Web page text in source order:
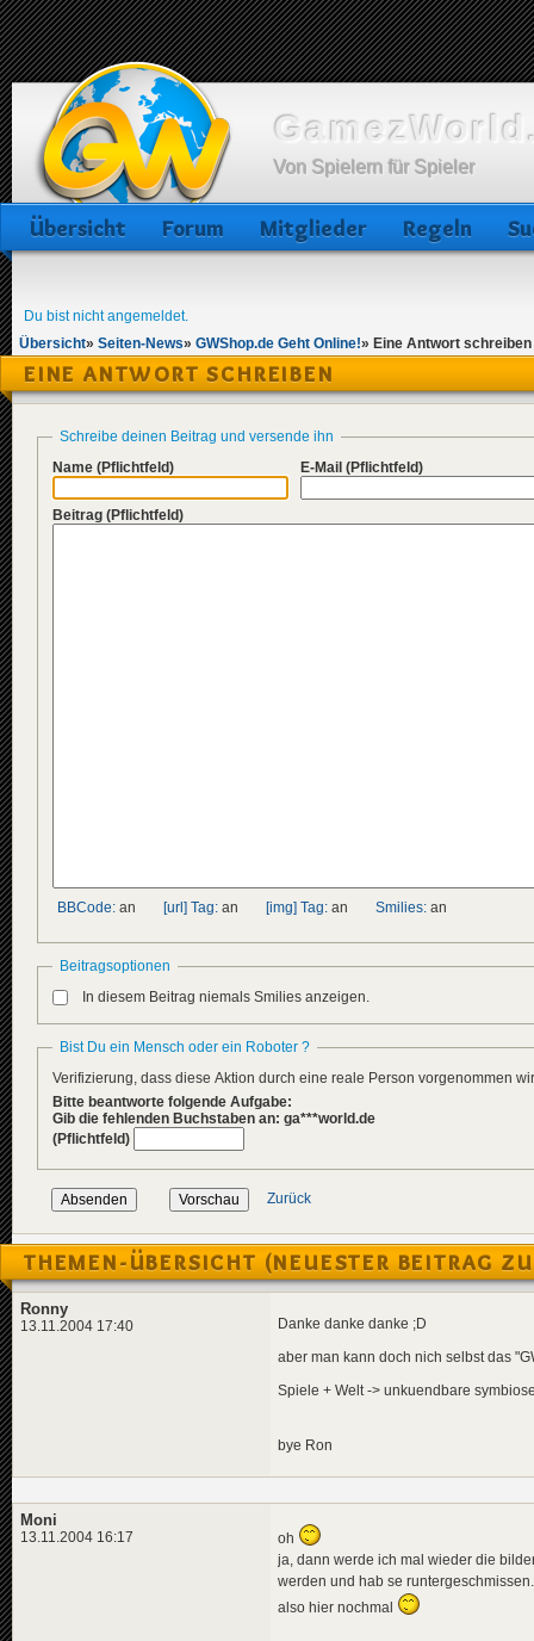
Von Spielern für Spieler
Übersicht Forum Mitglieder Regeln
Du bist nicht angemeldet.
Übersicht» Seiten-News» GWShop.de Geht Online!» Eine Antwort schreiben
EINE ANTWORT SCHREIBEN
Schreibe deinen Beitrag und versende ihn
Name (Pflichtfeld) E-Mail (Pflichtfeld)
Beitrag (Pflichtfeld)
BBCode: an [url] Tag: an [img] Tag: an Smilies: an
Beitragsoptionen
In diesem Beitrag niemals Smilies anzeigen.
Bist Du ein Mensch oder ein Roboter ?
Verifizierung, dass diese Aktion durch eine reale Person vorgenommen
Bitte beantworte folgende Aufgabe:
Gib die fehlenden Buchstaben an: ga***world.de
(Pflichtfeld)
Zurück
THEMEN-ÜBERSICHT (NEUESTER BEITRAG
Ronny
13.11.2004 17:40 Danke danke danke ;D
aber man kann doch nich selbst das
Spiele + Welt -> unkuendbare
bye Ron
Moni
13.11.2004 16:17
oh
ja, dann werde ich mal wieder die
werden und hab se
also hier nochmal